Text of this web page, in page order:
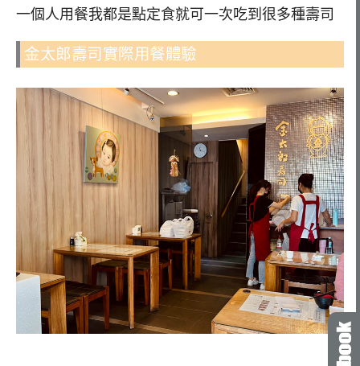
一個人用餐我都是點定食就可一次吃到很多種壽司
金太郎壽司實際用餐體驗